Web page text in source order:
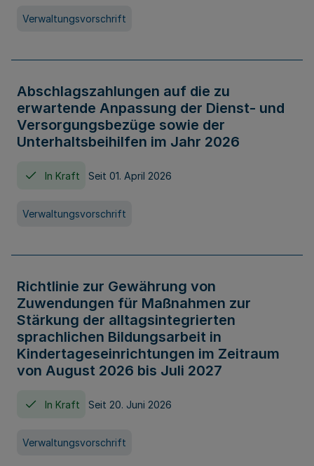
Verwaltungsvorschrift
Abschlagszahlungen auf die zu
erwartende Anpassung der Dienst- und
Versorgungsbezüge sowie der
Unterhaltsbeihilfen im Jahr 2026
In Kraft Seit 01. April 2026
Verwaltungsvorschrift
Richtlinie zur Gewährung von
Zuwendungen für Maßnahmen zur
Stärkung der alltagsintegrierten
sprachlichen Bildungsarbeit in
Kindertageseinrichtungen im Zeitraum
von August 2026 bis Juli 2027
In Kraft Seit 20. Juni 2026
Verwaltungsvorschrift